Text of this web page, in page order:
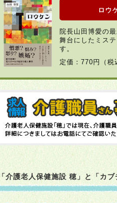
2026年03月23日 穂にも春
2026年02月10日 新着情報
2025年12月19日
2025年12月02日 焼き芋会
2025年11月21日 本日柚子
2025年11月11日 干し柿を
2025年10月27日 お楽しみ
ロウ
院長山田博愛の
舞台にしたミス
す。
定価：770円（税
介護老人保健施設 穂」と「カ